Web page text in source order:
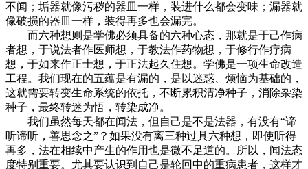
不闻；垢器就像污秽的器皿一样，装进什么都会变味；漏器就
像破损的器皿一样，装得再多也会漏完。
而六种想则是学佛必须具备的六种心态，那就是于己作病
者想，于说法者作医师想，于教法作药物想，于修行作疗病
想，于如来作正士想，于正法起久住想。学佛是一项生命改造
工程。我们现在的五蕴是有漏的，是以迷惑、烦恼为基础的，
这就需要转变生命系统的依托，不断累积清净种子，消除杂染
种子，最终转迷为悟，转染成净。
我们虽然每天都在闻法，但自己是不是法器，有没有“谛
听谛听，善思念之”？如果没有离三种过具六种想，即使听得
再多，法在相续中产生的作用也是微不足道的。所以，闻法态
度特别重要。尤其要认识到自己是轮回中的重病患者，这样才